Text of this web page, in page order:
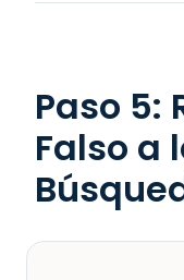
Paso 5:
Falso a